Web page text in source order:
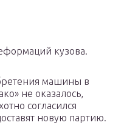
кузова.
машины в
не оказалось,
согласился
новую партию.